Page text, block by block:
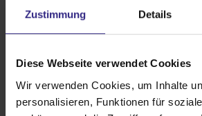
Zustimmung Details
Diese Webseite verwendet Cookies
Wir verwenden Cookies, um Inhalte
personalisieren, Funktionen für
Bauherren
den Sonnenschutz nicht außer
IhrenNeubau mit einer
aufwerten, erfahren Sie hier!